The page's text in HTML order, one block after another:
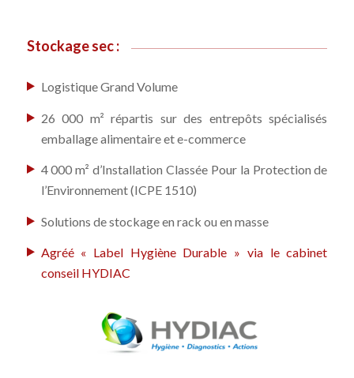
Stockage sec :
Logistique Grand Volume
26 000 m² répartis sur des entrepôts spécialisés
emballage alimentaire et e-commerce
4 000 m² d’Installation Classée Pour la Protection de
l’Environnement (ICPE 1510)
Solutions de stockage en rack ou en masse
Agréé « Label Hygiène Durable » via le cabinet
conseil HYDIAC